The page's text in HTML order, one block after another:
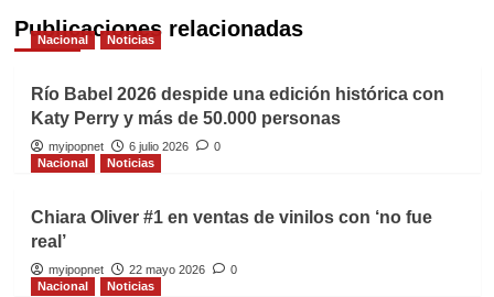
Publicaciones relacionadas
Nacional Noticias
Río Babel 2026 despide una edición histórica con
Katy Perry y más de 50.000 personas
myipopnet 6 julio 2026
0
Nacional
Noticias
Chiara Oliver #1 en ventas de vinilos con ‘no fue
real’
myipopnet 22 mayo 2026
0
Nacional
Noticias